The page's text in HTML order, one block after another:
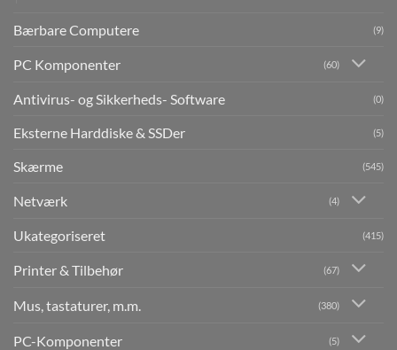
Bærbare Computere (9)
PC Komponenter (60)
Antivirus- og Sikkerheds- Software (0)
Eksterne Harddiske & SSDer (5)
Skærme (545)
Netværk (4)
Ukategoriseret (415)
Printer & Tilbehør (67)
Mus, tastaturer, m.m. (380)
PC-Komponenter (5)